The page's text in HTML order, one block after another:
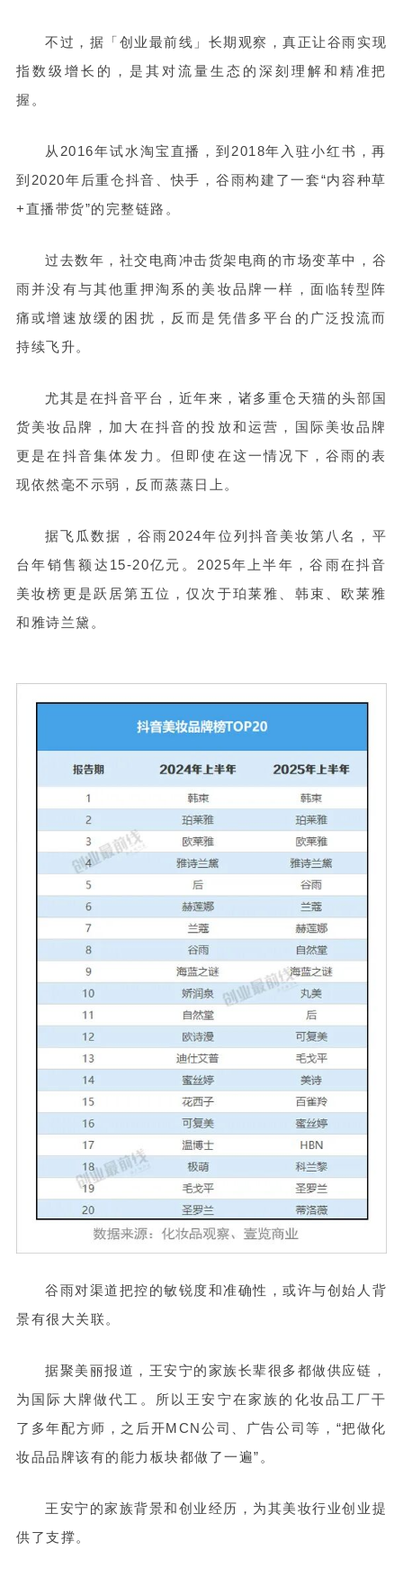
不过，据「创业最前线」长期观察，真正让谷雨实现
指数级增长的，是其对流量生态的深刻理解和精准把
握。
从2016年试水淘宝直播，到2018年入驻小红书，再
到2020年后重仓抖音、快手，谷雨构建了一套“内容种草
+直播带货”的完整链路。
过去数年，社交电商冲击货架电商的市场变革中，谷
雨并没有与其他重押淘系的美妆品牌一样，面临转型阵
痛或增速放缓的困扰，反而是凭借多平台的广泛投流而
持续飞升。
尤其是在抖音平台，近年来，诸多重仓天猫的头部国
货美妆品牌，加大在抖音的投放和运营，国际美妆品牌
更是在抖音集体发力。但即使在这一情况下，谷雨的表
现依然毫不示弱，反而蒸蒸日上。
据飞瓜数据，谷雨2024年位列抖音美妆第八名，平
台年销售额达15-20亿元。2025年上半年，谷雨在抖音
美妆榜更是跃居第五位，仅次于珀莱雅、韩束、欧莱雅
和雅诗兰黛。
谷雨对渠道把控的敏锐度和准确性，或许与创始人背
景有很大关联。
据聚美丽报道，王安宁的家族长辈很多都做供应链，
为国际大牌做代工。所以王安宁在家族的化妆品工厂干
了多年配方师，之后开MCN公司、广告公司等，“把做化
妆品品牌该有的能力板块都做了一遍”。
王安宁的家族背景和创业经历，为其美妆行业创业提
供了支撑。